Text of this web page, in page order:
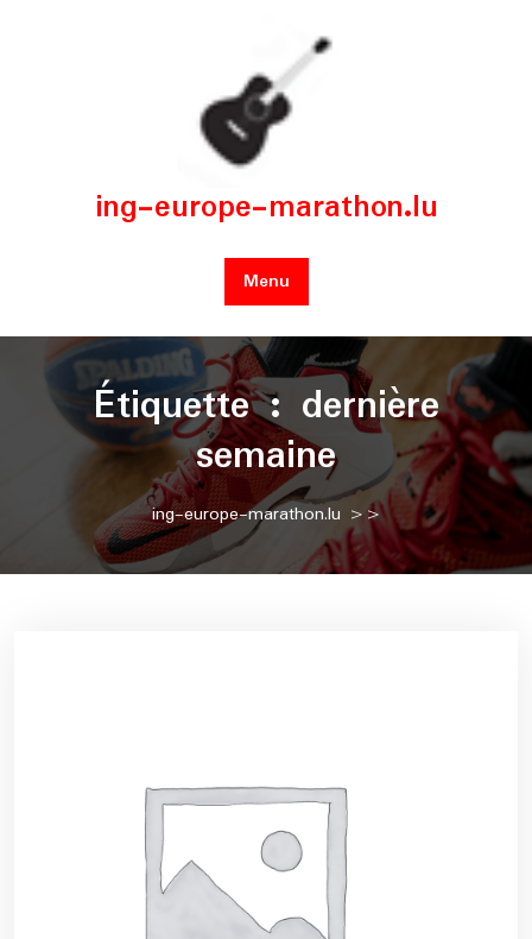
ing-europe-marathon.lu
Menu
Étiquette : dernière
semaine
ing-europe-marathon.lu >>